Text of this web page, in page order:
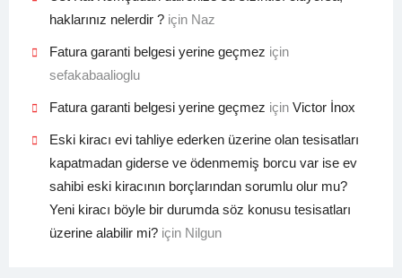
haklarınız nelerdir ?için Naz
Fatura garanti belgesi yerine geçmez için
sefakabaalioglu
Fatura garanti belgesi yerine geçmez için Victor İnox
Eski kiracı evi tahliye ederken üzerine olan tesisatları
kapatmadan giderse ve ödenmemiş borcu var ise ev
sahibi eski kiracının borçlarından sorumlu olur mu?
Yeni kiracı böyle bir durumda söz konusu tesisatları
üzerine alabilir mi?için Nilgun